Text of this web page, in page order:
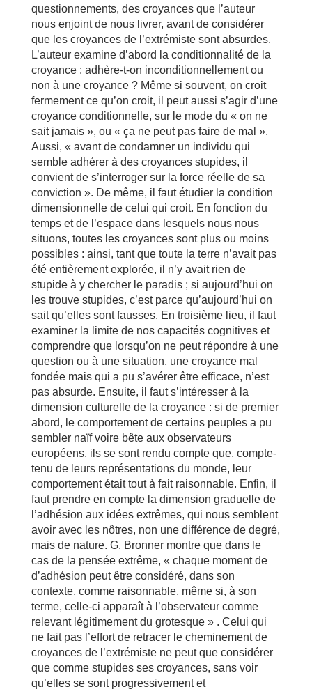
questionnements, des croyances que l’auteur
nous enjoint de nous livrer, avant de considérer
que les croyances de l’extrémiste sont absurdes.
L’auteur examine d’abord la conditionnalité de la
croyance : adhère-t-on inconditionnellement ou
non à une croyance ? Même si souvent, on croit
fermement ce qu’on croit, il peut aussi s’agir d’une
croyance conditionnelle, sur le mode du « on ne
sait jamais », ou « ça ne peut pas faire de mal ».
Aussi, « avant de condamner un individu qui
semble adhérer à des croyances stupides, il
convient de s’interroger sur la force réelle de sa
conviction ». De même, il faut étudier la condition
dimensionnelle de celui qui croit. En fonction du
temps et de l’espace dans lesquels nous nous
situons, toutes les croyances sont plus ou moins
possibles : ainsi, tant que toute la terre n’avait pas
été entièrement explorée, il n’y avait rien de
stupide à y chercher le paradis ; si aujourd’hui on
les trouve stupides, c’est parce qu’aujourd’hui on
sait qu’elles sont fausses. En troisième lieu, il faut
examiner la limite de nos capacités cognitives et
comprendre que lorsqu’on ne peut répondre à une
question ou à une situation, une croyance mal
fondée mais qui a pu s’avérer être efficace, n’est
pas absurde. Ensuite, il faut s’intéresser à la
dimension culturelle de la croyance : si de premier
abord, le comportement de certains peuples a pu
sembler naïf voire bête aux observateurs
européens, ils se sont rendu compte que, compte-
tenu de leurs représentations du monde, leur
comportement était tout à fait raisonnable. Enfin, il
faut prendre en compte la dimension graduelle de
l’adhésion aux idées extrêmes, qui nous semblent
avoir avec les nôtres, non une différence de degré,
mais de nature. G. Bronner montre que dans le
cas de la pensée extrême, « chaque moment de
d’adhésion peut être considéré, dans son
contexte, comme raisonnable, même si, à son
terme, celle-ci apparaît à l’observateur comme
relevant légitimement du grotesque » . Celui qui
ne fait pas l’effort de retracer le cheminement de
croyances de l’extrémiste ne peut que considérer
que comme stupides ses croyances, sans voir
qu’elles se sont progressivement et